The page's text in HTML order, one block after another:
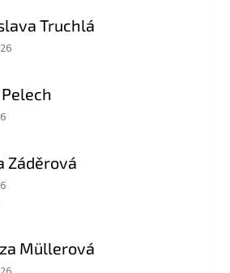
Truchlá
obchodu je 5 z 5 hvězdiček.
obchodu je 5 z 5 hvězdiček.
Záděrová
obchodu je 5 z 5 hvězdiček.
Müllerová
obchodu je 5 z 5 hvězdiček.